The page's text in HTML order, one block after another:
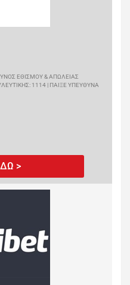
ΕΘΙΣΜΟΥ & ΑΠΩΛΕΙΑΣ
1114 | ΠΑΙΞΕ ΥΠΕΥΘΥΝΑ
>